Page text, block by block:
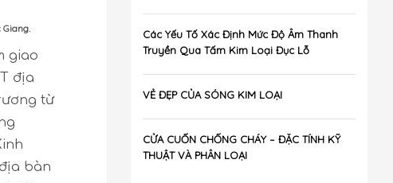
giao
địa
từ
bàn
Các Yếu Tố Xác Định Mức Độ Âm Thanh
Truyền Qua Tấm Kim Loại Đục Lỗ
VẺ ĐẸP CỦA SÓNG KIM LOẠI
CỬA CUỐN CHỐNG CHÁY – ĐẶC TÍNH KỸ
THUẬT VÀ PHÂN LOẠI